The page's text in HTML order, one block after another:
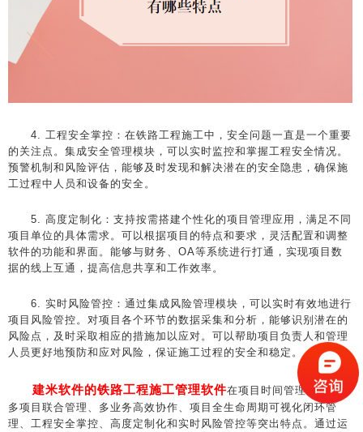
4. 工程安全掌控：在铁路工程施工中，安全问题一直是一个重要
的关注点。集成安全管理模块，可以实时监控和掌握工程安全情况。
预警机制和风险评估，能够及时发现和解决潜在的安全隐患，确保施
工过程中人员和设备的安全。
5. 高度定制化：支持按需搭建个性化的项目管理应用，满足不同
项目单位的具体需求。可以根据项目的特点和要求，灵活配置和调整
软件的功能和界面。能够与财务、OA等系统进行打通，实现项目数
据的线上互通，提高信息共享和工作效率。
6. 实时风险管控：通过集成风险管理模块，可以实时有效地进行
项目风险管控。对项目各个环节的数据采集和分析，能够识别潜在的
风险点，及时采取相应的措施加以应对。可以帮助项目负责人和管理
人员更好地预防和应对风险，保证施工过程的安全和稳定。
建米软件的铁路工程施工管理软件在项目时间管理方面具有
多项目联合管理、多业务高效协作、项目全生命周期可视化闭环管
理、工程安全掌控、高度定制化和实时风险管控等突出特点。通过运